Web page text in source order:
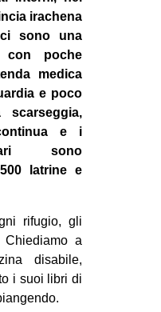
irachena
sono una
con poche
medica
e poco
scarseggia,
e i
sono
latrine e
rifugio, gli
a
disabile,
i suoi libri di